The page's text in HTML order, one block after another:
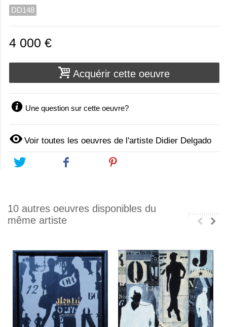
DD148
4 000 €
Acquérir cette oeuvre
Une question sur cette oeuvre?
Voir toutes les oeuvres de l'artiste Didier Delgado
10 autres oeuvres disponibles du
même artiste